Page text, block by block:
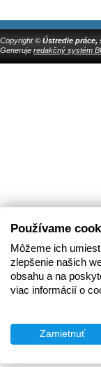
Copyright © Ústredie práce,
Generuje redakčný systém
Používame
Môžeme ich
zlepšenie našich
obsahu a na
viac informácií o
Zamietnuť